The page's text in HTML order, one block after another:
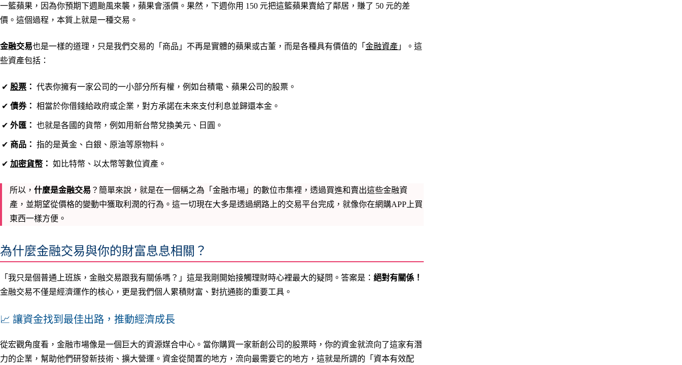
一籃蘋果，因為你預期下週颱風來襲，蘋果會漲價。果然，下週你用 150 元把這籃蘋果賣給了鄰居，賺了 50 元的差
價。這個過程，本質上就是一種交易。
金融交易也是一樣的道理，只是我們交易的「商品」不再是實體的蘋果或古董，而是各種具有價值的「 金融資產 」。這
些資產包括：
股票 ： 代表你擁有一家公司的一小部分所有權，例如台積電、蘋果公司的股票。
債券： 相當於你借錢給政府或企業，對方承諾在未來支付利息並歸還本金。
外匯： 也就是各國的貨幣，例如用新台幣兌換美元、日圓。
商品： 指的是黃金、白銀、原油等原物料。
加密貨幣 ： 如比特幣、以太幣等數位資產。
所以， 什麼是金融交易 ？簡單來說，就是在一個稱之為「金融市場」的數位市集裡，透過買進和賣出這些金融資
產，並期望從價格的變動中獲取利潤的行為。這一切現在大多是透過網路上的交易平台完成，就像你在網購APP上買
東西一樣方便。
為什麼金融交易與你的財富息息相關？
「我只是個普通上班族，金融交易跟我有關係嗎？」這是我剛開始接觸理財時心裡最大的疑問。答案是： 絕對有關係！
金融交易不僅是經濟運作的核心，更是我們個人累積財富、對抗通膨的重要工具。
📈 讓資金找到最佳出路，推動經濟成長
從宏觀角度看，金融市場像是一個巨大的資源媒合中心。當你購買一家新創公司的股票時，你的資金就流向了這家有潛
力的企業，幫助他們研發新技術、擴大營運。資金從閒置的地方，流向最需要它的地方，這就是所謂的「資本有效配